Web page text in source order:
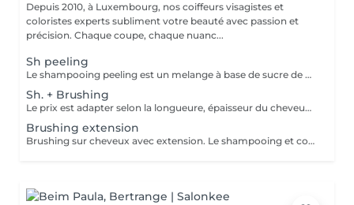
Depuis 2010, à Luxembourg, nos coiffeurs visagistes et
coloristes experts subliment votre beauté avec passion et
précision. Chaque coupe, chaque nuanc...
Sh peeling
Le shampooing peeling est un melange à base de sucre de canne et d'un Shampooing Tea Tree purifant.
Sh. + Brushing
Le prix est adapter selon la longueure, épaisseur du cheveux. Un supplément est ajouté sil y a utilisation dun outil chauffant ( plaque lissante ou boucleur). Compris dans le pris shampooing, conditionneur, produit coiffant et finition.
Brushing extension
Brushing sur cheveux avec extension. Le shampooing et conditionneur sont compris dans le prix.